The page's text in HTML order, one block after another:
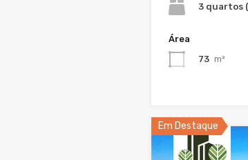
3 quartos
Área
73 m²
Em Destaque